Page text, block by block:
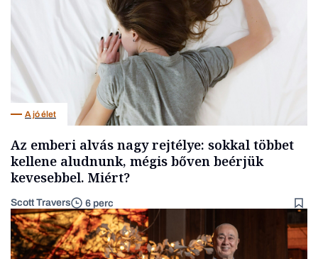
A jó élet
Az emberi alvás nagy rejtélye: sokkal többet
kellene aludnunk, mégis bőven beérjük
kevesebbel. Miért?
Scott Travers 6 perc